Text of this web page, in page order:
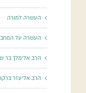
העשרה למורה
העשרה על
הרב אלימלך בר
הרב אליעזר